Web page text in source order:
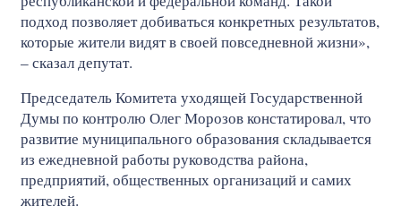
подход позволяет добиваться конкретных результатов,
которые жители видят в своей повседневной жизни»,
– сказал депутат.
Председатель Комитета уходящей Государственной
Думы по контролю Олег Морозов констатировал, что
развитие муниципального образования складывается
из ежедневной работы руководства района,
предприятий, общественных организаций и самих
жителей.